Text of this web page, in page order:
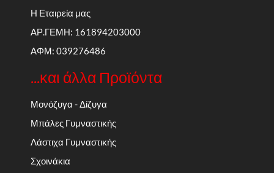
Η Εταιρεία μας
ΑΡ.ΓΕΜΗ: 161894203000
ΑΦΜ: 039276486
...και άλλα Προϊόντα
Μονόζυγα - Δίζυγα
Μπάλες Γυμναστικής
Λάστιχα Γυμναστικής
Σχοινάκια